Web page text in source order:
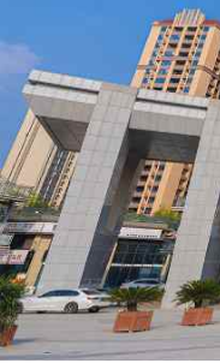
学院领导
办学理念
办学特色
校园风貌